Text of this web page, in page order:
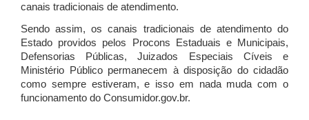
canais tradicionais de atendimento.
Sendo assim, os canais tradicionais de atendimento do
Estado providos pelos Procons Estaduais e Municipais,
Defensorias Públicas, Juizados Especiais Cíveis e
Ministério Público permanecem à disposição do cidadão
como sempre estiveram, e isso em nada muda com o
funcionamento do Consumidor.gov.br.